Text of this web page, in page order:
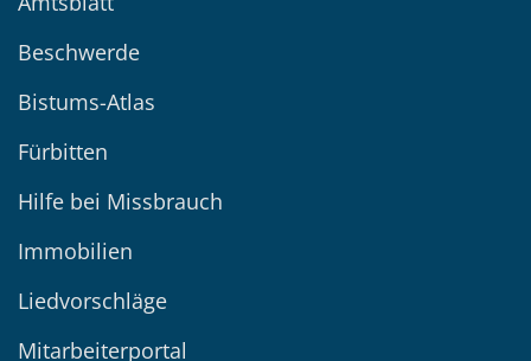
Beschwerde
Bistums-Atlas
Fürbitten
Hilfe bei Missbrauch
Immobilien
Liedvorschläge
Mitarbeiterportal